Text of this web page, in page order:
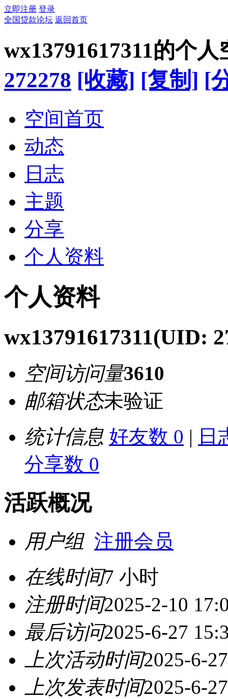
立即注册 登录
全国贷款论坛 返回首页
wx13791617311的个人
272278 [收藏] [复制] [
空间首页
动态
日志
主题
分享
个人资料
个人资料
wx13791617311(UID:
空间访问量3610
邮箱状态未验证
统计信息 好友数 0 | 日
分享数 0
活跃概况
用户组 注册会员
在线时间7 小时
注册时间2025-2-10
最后访问2025-6-27
上次活动时间2025-6-
上次发表时间2025-6-